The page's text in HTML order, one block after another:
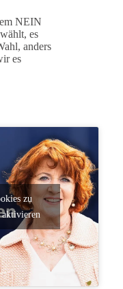
NEIN
es
anders
es
zu
aktivieren